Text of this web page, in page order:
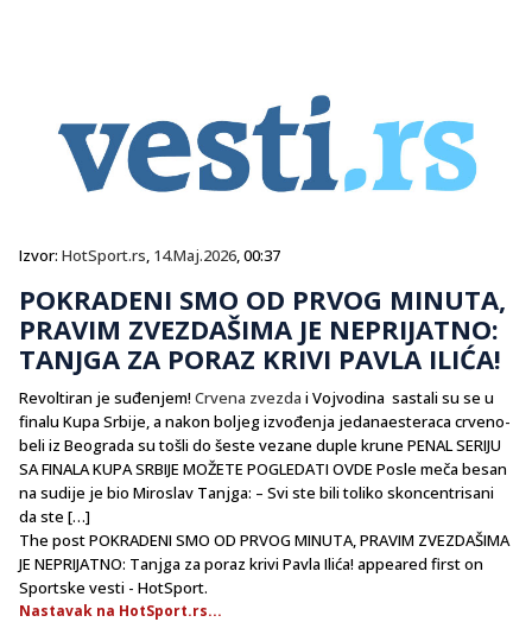
Izvor: HotSport.rs, 14.Maj.2026, 00:37
POKRADENI SMO OD PRVOG MINUTA,
PRAVIM ZVEZDAŠIMA JE NEPRIJATNO:
TANJGA ZA PORAZ KRIVI PAVLA ILIĆA!
Revoltiran je suđenjem! Crvena zvezda i Vojvodina sastali su se u
finalu Kupa Srbije, a nakon boljeg izvođenja jedanaesteraca crveno-
beli iz Beograda su tošli do šeste vezane duple krune PENAL SERIJU
SA FINALA KUPA SRBIJE MOŽETE POGLEDATI OVDE Posle meča besan
na sudije je bio Miroslav Tanjga: – Svi ste bili toliko skoncentrisani
da ste […]
The post POKRADENI SMO OD PRVOG MINUTA, PRAVIM ZVEZDAŠIMA
JE NEPRIJATNO: Tanjga za poraz krivi Pavla Ilića! appeared first on
Sportske vesti - HotSport.
Nastavak na HotSport.rs...